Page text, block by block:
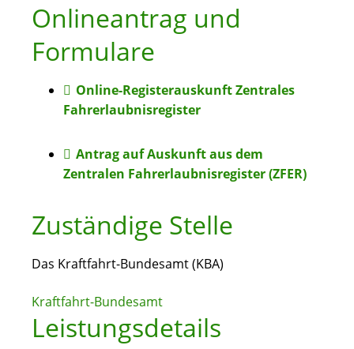
Onlineantrag und
Formulare
Online-Registerauskunft Zentrales
Fahr­erlaubnis­register
Antrag auf Auskunft aus dem
Zentralen Fahrerlaubnisregister (ZFER)
Zuständige Stelle
Das Kraftfahrt-Bundesamt (KBA)
Kraftfahrt-Bundesamt
Leistungsdetails